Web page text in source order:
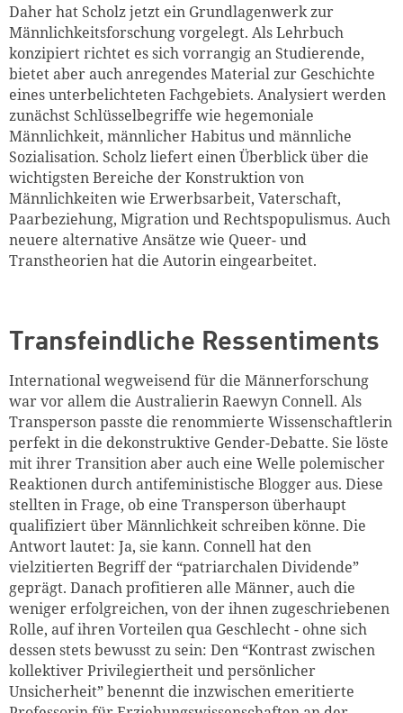
Daher hat Scholz jetzt ein Grundlagenwerk zur
Männlichkeitsforschung vorgelegt. Als Lehrbuch
konzipiert richtet es sich vorrangig an Studierende,
bietet aber auch anregendes Material zur Geschichte
eines unterbelichteten Fachgebiets. Analysiert werden
zunächst Schlüsselbegriffe wie hegemoniale
Männlichkeit, männlicher Habitus und männliche
Sozialisation. Scholz liefert einen Überblick über die
wichtigsten Bereiche der Konstruktion von
Männlichkeiten wie Erwerbsarbeit, Vaterschaft,
Paarbeziehung, Migration und Rechtspopulismus. Auch
neuere alternative Ansätze wie Queer- und
Transtheorien hat die Autorin eingearbeitet.
Transfeindliche Ressentiments
International wegweisend für die Männerforschung
war vor allem die Australierin Raewyn Connell. Als
Transperson passte die renommierte Wissenschaftlerin
perfekt in die dekonstruktive Gender-Debatte. Sie löste
mit ihrer Transition aber auch eine Welle polemischer
Reaktionen durch antifeministische Blogger aus. Diese
stellten in Frage, ob eine Transperson überhaupt
qualifiziert über Männlichkeit schreiben könne. Die
Antwort lautet: Ja, sie kann. Connell hat den
vielzitierten Begriff der “patriarchalen Dividende”
geprägt. Danach profitieren alle Männer, auch die
weniger erfolgreichen, von der ihnen zugeschriebenen
Rolle, auf ihren Vorteilen qua Geschlecht - ohne sich
dessen stets bewusst zu sein: Den “Kontrast zwischen
kollektiver Privilegiertheit und persönlicher
Unsicherheit” benennt die inzwischen emeritierte